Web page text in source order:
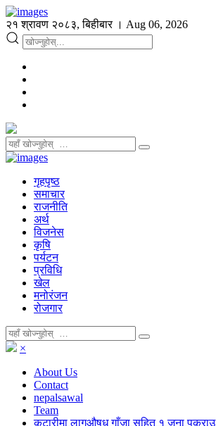
२१ श्रावण २०८३, बिहीबार । Aug 06, 2026
गृहपृष्ठ
समाचार
राजनीति
अर्थ
विजनेस
कृषि
पर्यटन
प्रविधि
खेल
मनोरंजन
रोजगार
×
About Us
Contact
nepalsawal
Team
कटारीमा लागुऔषध गाँजा सहित १ जना पक्राउ